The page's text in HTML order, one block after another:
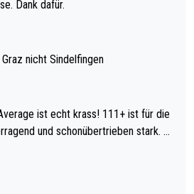
Dank dafür.
nicht Sindelfingen
echt krass! 111+ ist für die
und schonübertrieben stark. U